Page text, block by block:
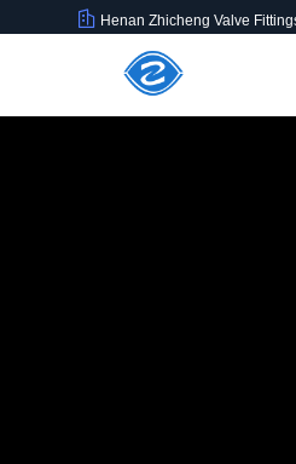
Henan Zhicheng Valve